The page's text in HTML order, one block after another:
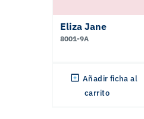
Eliza Jane
8001-9A
Añadir ficha al
carrito